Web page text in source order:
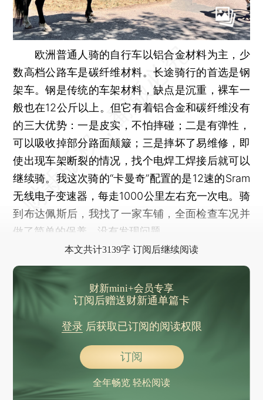
欧洲普通人骑的自行车以铝合金材料为主，少
数高档公路车是碳纤维材料。长途骑行的首选是钢
架车。钢是传统的车架材料，缺点是沉重，裸车一
般也在12公斤以上。但它有着铝合金和碳纤维没有
的三大优势：一是皮实，不怕摔碰；二是有弹性，
可以吸收掉部分路面颠簸；三是摔坏了易维修，即
使出现车架断裂的情况，找个电焊工焊接后就可以
继续骑。我这次骑的“卡曼奇”配置的是12速的Sram
无线电子变速器，每走1000公里左右充一次电。骑
到布达佩斯后，我找了一家车铺，全面检查车况并
做了简单的保养，没有发现问题。
本文共计3139字 订阅后继续阅读
财新mini+会员专享
订阅后赠送财新通单篇卡
登录后获取已订阅的阅读权限
订阅
全年畅览 轻松阅读